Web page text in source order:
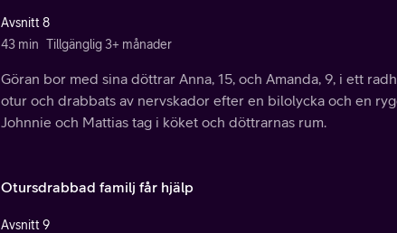
Avsnitt 8
43 min Tillgänglig 3+ månader
Göran bor med sina döttrar Anna, 15, och Amanda, 9, i ett
otur och drabbats av nervskador efter en bilolycka och en
Johnnie och Mattias tag i köket och döttrarnas rum.
Otursdrabbad familj får hjälp
Avsnitt 9